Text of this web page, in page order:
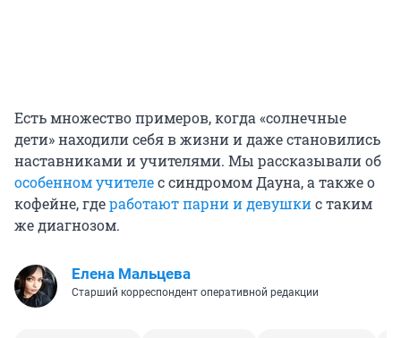
Есть множество примеров, когда «солнечные
дети» находили себя в жизни и даже становились
наставниками и учителями. Мы рассказывали об
особенном учителес синдромом Дауна, а также о
кофейне, гдеработают парни и девушкис таким
же диагнозом.
Елена Мальцева
Старший корреспондент оперативной редакции